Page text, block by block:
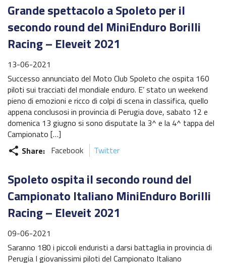
Grande spettacolo a Spoleto per il
secondo round del MiniEnduro Borilli
Racing – Eleveit 2021
13-06-2021
Successo annunciato del Moto Club Spoleto che ospita 160
piloti sui tracciati del mondiale enduro. E’ stato un weekend
pieno di emozioni e ricco di colpi di scena in classifica, quello
appena conclusosi in provincia di Perugia dove, sabato 12 e
domenica 13 giugno si sono disputate la 3^ e la 4^ tappa del
Campionato […]
share Share: Facebook Twitter
Spoleto ospita il secondo round del
Campionato Italiano MiniEnduro Borilli
Racing – Eleveit 2021
09-06-2021
Saranno 180 i piccoli enduristi a darsi battaglia in provincia di
Perugia I giovanissimi piloti del Campionato Italiano